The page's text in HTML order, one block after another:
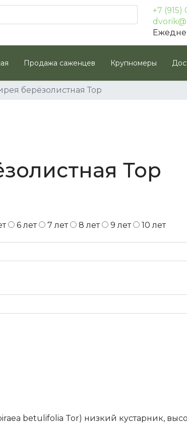
+7
Продажа саженцев Крупномеры
берёзолистная Тор
Тор
6 лет 7 лет 8 лет 9 лет
10 лет
betulifolia Tor) низкий кустарник,